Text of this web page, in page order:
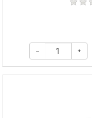
– +
Бусина Дзи 3 глаза — одна